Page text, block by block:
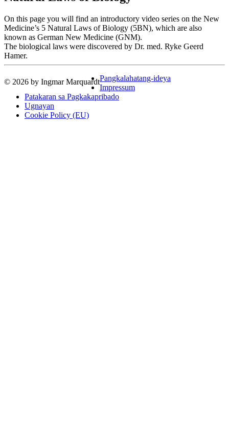
On this page you will find an introductory video series on the New
Medicine’s 5 Natural Laws of Biology (5BN), which are also
known as German New Medicine (GNM).
The biological laws were discovered by Dr. med. Ryke Geerd
Hamer.
© 2026 by Ingmar MarquardtPangkalahatang-ideya
Impressum
Patakaran sa Pagkakapribado
Ugnayan
Cookie Policy (EU)